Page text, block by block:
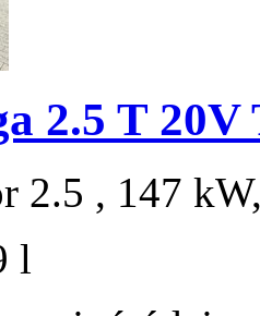
2.5 T 20V
2.5 , 147
l